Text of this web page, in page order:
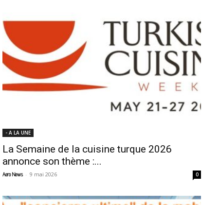
- A LA UNE
La Semaine de la cuisine turque 2026
annonce son thème :...
Aero News - 9 mai 2026 0